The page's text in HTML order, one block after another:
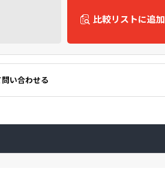
比較リストに追加
い合わせる